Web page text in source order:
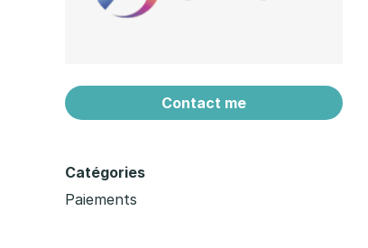
Contact me
Catégories
Paiements